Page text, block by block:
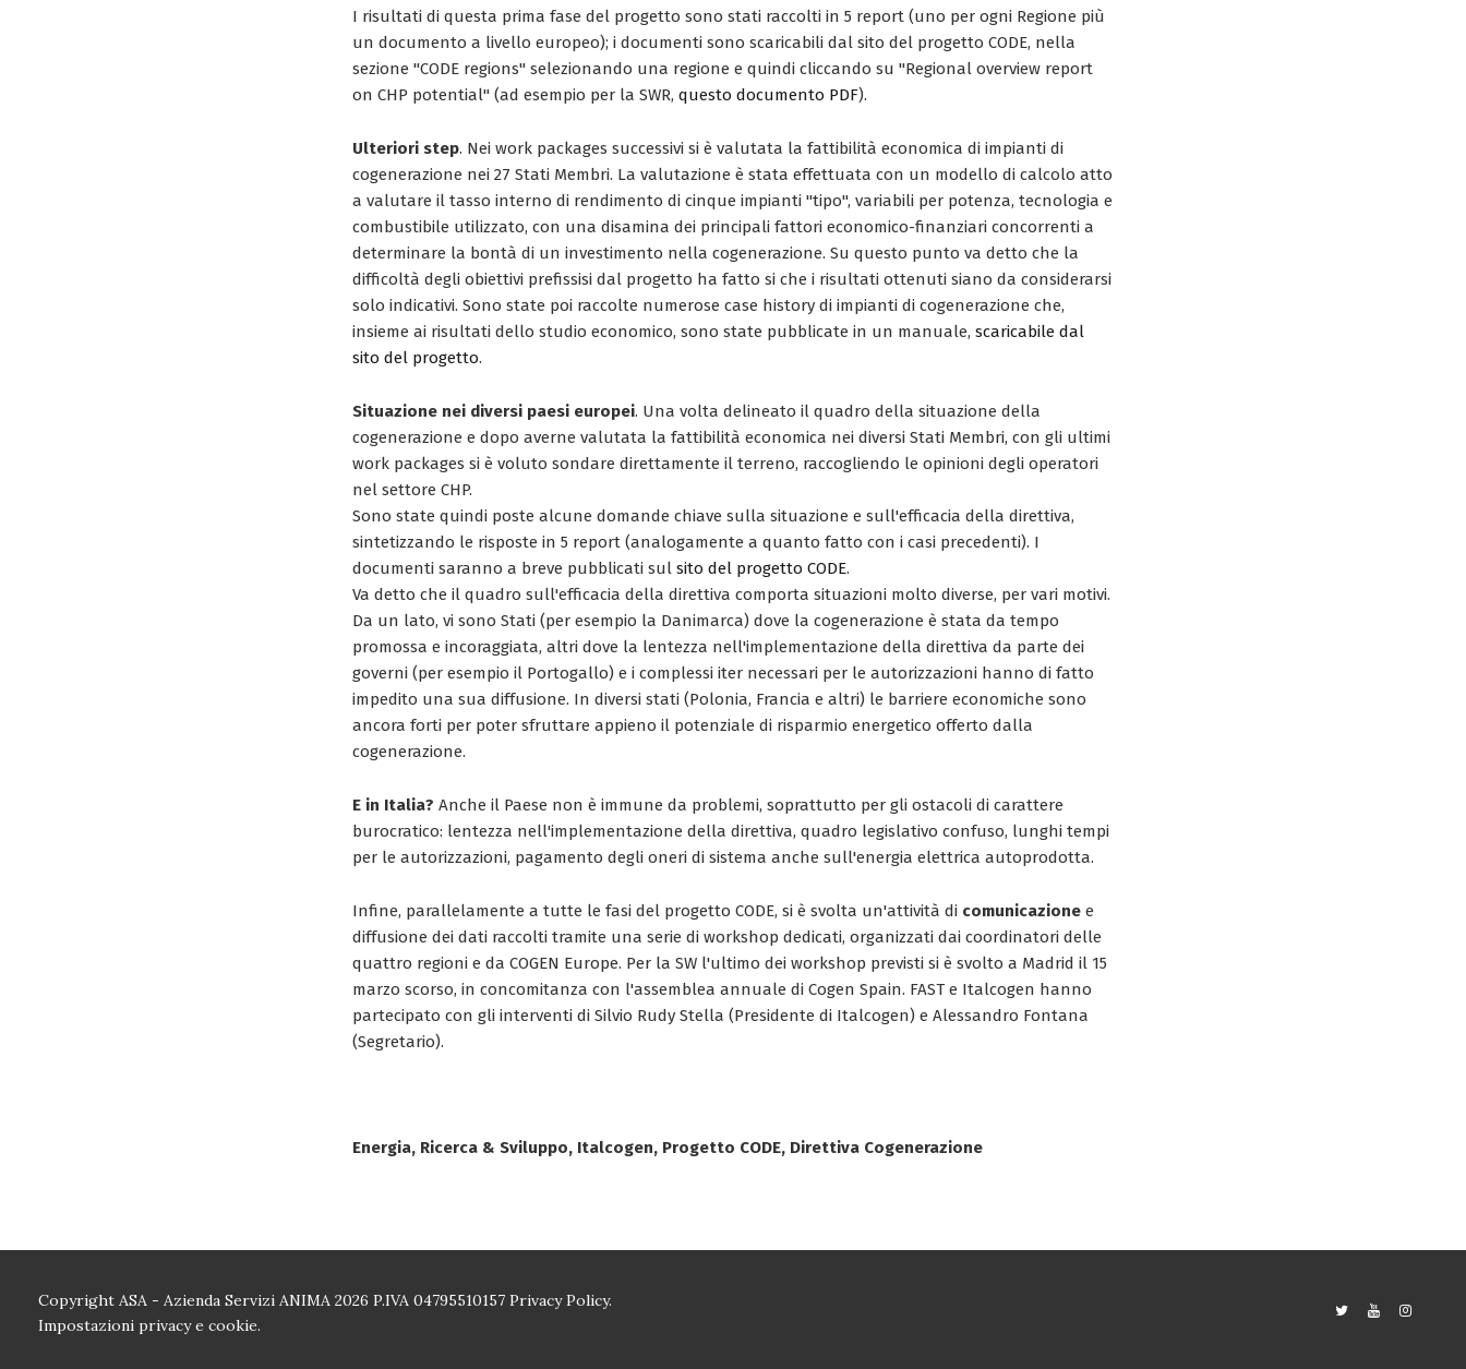
I risultati di questa prima fase del progetto sono stati raccolti in 5 report (uno per ogni Regione più
un documento a livello europeo); i documenti sono scaricabili dal sito del progetto CODE, nella
sezione "CODE regions" selezionando una regione e quindi cliccando su "Regional overview report
on CHP potential" (ad esempio per la SWR, questo documento PDF).
Ulteriori step. Nei work packages successivi si è valutata la fattibilità economica di impianti di
cogenerazione nei 27 Stati Membri. La valutazione è stata effettuata con un modello di calcolo atto
a valutare il tasso interno di rendimento di cinque impianti "tipo", variabili per potenza, tecnologia e
combustibile utilizzato, con una disamina dei principali fattori economico-finanziari concorrenti a
determinare la bontà di un investimento nella cogenerazione. Su questo punto va detto che la
difficoltà degli obiettivi prefissisi dal progetto ha fatto si che i risultati ottenuti siano da considerarsi
solo indicativi. Sono state poi raccolte numerose case history di impianti di cogenerazione che,
insieme ai risultati dello studio economico, sono state pubblicate in un manuale, scaricabile dal
sito del progetto.
Situazione nei diversi paesi europei. Una volta delineato il quadro della situazione della
cogenerazione e dopo averne valutata la fattibilità economica nei diversi Stati Membri, con gli ultimi
work packages si è voluto sondare direttamente il terreno, raccogliendo le opinioni degli operatori
nel settore CHP.
Sono state quindi poste alcune domande chiave sulla situazione e sull'efficacia della direttiva,
sintetizzando le risposte in 5 report (analogamente a quanto fatto con i casi precedenti). I
documenti saranno a breve pubblicati sul sito del progetto CODE.
Va detto che il quadro sull'efficacia della direttiva comporta situazioni molto diverse, per vari motivi.
Da un lato, vi sono Stati (per esempio la Danimarca) dove la cogenerazione è stata da tempo
promossa e incoraggiata, altri dove la lentezza nell'implementazione della direttiva da parte dei
governi (per esempio il Portogallo) e i complessi iter necessari per le autorizzazioni hanno di fatto
impedito una sua diffusione. In diversi stati (Polonia, Francia e altri) le barriere economiche sono
ancora forti per poter sfruttare appieno il potenziale di risparmio energetico offerto dalla
cogenerazione.
E in Italia? Anche il Paese non è immune da problemi, soprattutto per gli ostacoli di carattere
burocratico: lentezza nell'implementazione della direttiva, quadro legislativo confuso, lunghi tempi
per le autorizzazioni, pagamento degli oneri di sistema anche sull'energia elettrica autoprodotta.
Infine, parallelamente a tutte le fasi del progetto CODE, si è svolta un'attività di comunicazione e
diffusione dei dati raccolti tramite una serie di workshop dedicati, organizzati dai coordinatori delle
quattro regioni e da COGEN Europe. Per la SW l'ultimo dei workshop previsti si è svolto a Madrid il 15
marzo scorso, in concomitanza con l'assemblea annuale di Cogen Spain. FAST e Italcogen hanno
partecipato con gli interventi di Silvio Rudy Stella (Presidente di Italcogen) e Alessandro Fontana
(Segretario).
Energia, Ricerca & Sviluppo, Italcogen, Progetto CODE, Direttiva Cogenerazione
Copyright ASA - Azienda Servizi ANIMA 2026 P.IVA 04795510157 Privacy Policy.
Impostazioni privacy e cookie.